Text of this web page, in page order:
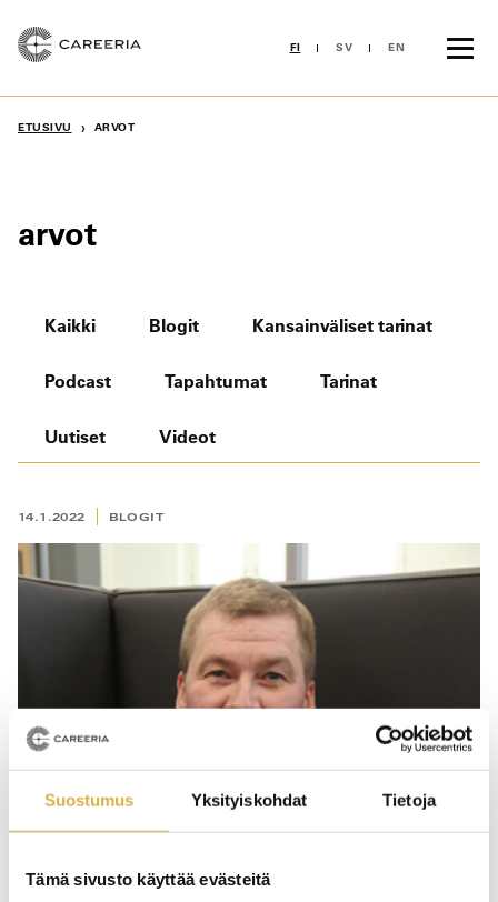
Suostumus Yksityiskohdat Tietoja
Tämä sivusto käyttää evästeitä
sisältöön
FI SV EN
ETUSIVU › ARVOT
arvot
Kaikki Blogit Kansainväliset tarinat
Podcast Tapahtumat Tarinat
Uutiset Videot
14.1.2022 BLOGIT